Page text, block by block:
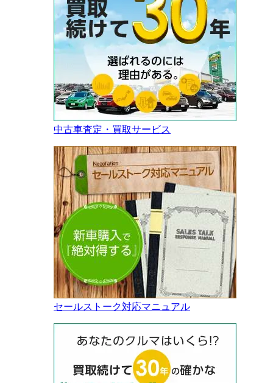
中古車査定・買取サービス
セールストーク対応マニュアル